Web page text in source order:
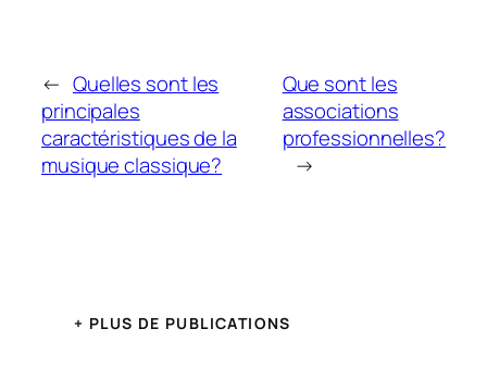
← Quelles sont les
principales
caractéristiques de la
musique classique?
Que sont les
associations
professionnelles?
→
+ PLUS DE PUBLICATIONS